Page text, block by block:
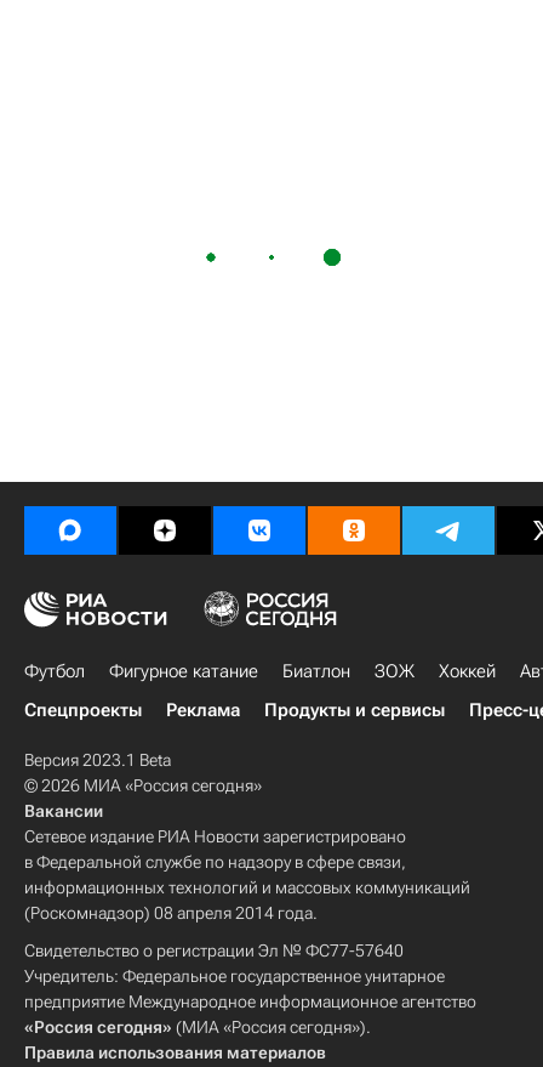
Футбол Фигурное катание Биатлон ЗОЖ Хоккей
Спецпроекты
Реклама Продукты и сервисы Пресс-
Версия 2023.1 Beta
© 2026 МИА «Россия сегодня»
Вакансии
Сетевое издание РИА Новости зарегистрировано
в Федеральной службе по надзору в сфере связи,
информационных технологий и массовых коммуникаций
(Роскомнадзор) 08 апреля 2014 года.
Свидетельство о регистрации Эл № ФС77-57640
Учредитель: Федеральное государственное унитарное
предприятие Международное информационное агентство
«Россия сегодня» (МИА «Россия сегодня»).
Правила использования материалов